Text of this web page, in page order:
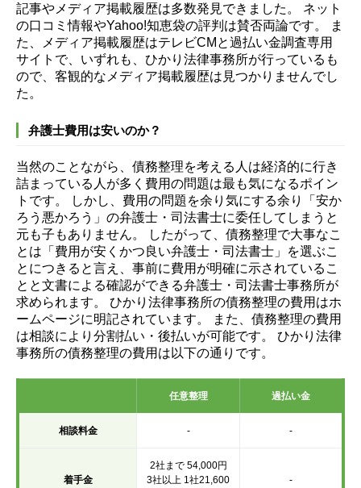
記事やメディア掲載履歴は多数発見できました。 ネット
の口コミ情報やYahoo!知恵袋の評判は賛否両論です。
ま
た、メディア掲載履歴はテレビCMと過払い金調査専用
サイトで、いずれも、ひかり法律事務所が行っているも
ので、客観的なメディア掲載履歴は見つかりませんでし
た。
弁護士費用は安いのか？
当然のことながら、債務整理を考える人は経済的に行き
詰まっている人が多く費用の問題は最も気になるポイン
トです。
しかし、費用の問題を余り気にする余り「安か
ろう悪かろう」の弁護士・司法書士に委任してしまうと
元も子もありません。
したがって、債務整理で大事なこ
とは「費用が安くかつ良い弁護士・司法書士」を選ぶこ
とにつきると言え、事前に費用が明確に示されているこ
とと文書による確認ができる弁護士・司法書士事務所が
求められます。
ひかり法律事務所の債務整理の費用はホ
ームページに明記されています。
また、債務整理の費用
は相談により分割払い・後払いが可能です。
ひかり法律
事務所の債務整理の費用は以下の通りです。
任意整理 過払い金
相談料金 - -
着手金
2社まで 54,000円
3社以上 1社21,600
-